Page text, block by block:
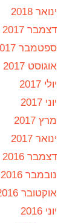
ינואר 2018
דצמבר 2017
ספטמבר 2017
אוגוסט 2017
יולי 2017
יוני 2017
מרץ 2017
ינואר 2017
דצמבר 2016
נובמבר 2016
אוקטובר 2016
יוני 2016